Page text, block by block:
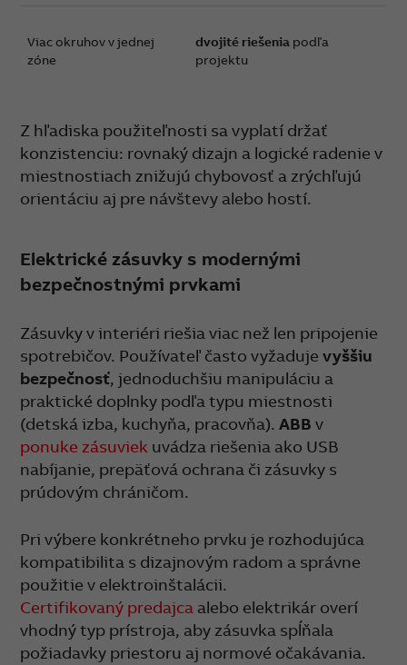
Viac okruhov v jednej
zóne
dvojité riešenia podľa
projektu
Z hľadiska použiteľnosti sa vyplatí držať
konzistenciu: rovnaký dizajn a logické radenie v
miestnostiach znižujú chybovosť a zrýchľujú
orientáciu aj pre návštevy alebo hostí.
Elektrické zásuvky s modernými
bezpečnostnými prvkami
Zásuvky v interiéri riešia viac než len pripojenie
spotrebičov. Používateľ často vyžadujevyššiu
bezpečnosť, jednoduchšiu manipuláciu a
praktické doplnky podľa typu miestnosti
(detská izba, kuchyňa, pracovňa).ABBv
ponuke zásuviek uvádza riešenia ako USB
nabíjanie, prepäťová ochrana či zásuvky s
prúdovým chráničom.
Pri výbere konkrétneho prvku je rozhodujúca
kompatibilita s dizajnovým radom a správne
použitie v elektroinštalácii.
Certifikovaný predajca alebo elektrikár overí
vhodný typ prístroja, aby zásuvka spĺňala
požiadavky priestoru aj normové očakávania.